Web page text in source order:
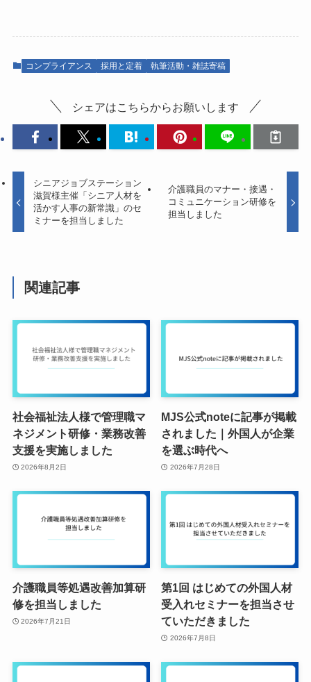
コンプライアンス 採用と定着 執筆活動・雑誌寄稿
シェアはこちらからお願いします
シニアジョブステーション
滋賀様主催「シニア人材を
活かす人事の新常識」のセ
ミナーを担当しました
介護職員のマナー・接遇・
コミュニケーション研修を
担当しました
関連記事
社会福祉法人様で管理職マ
ネジメント研修・業務改善
支援を実施しました
2026年8月2日
MJS公式noteに記事が掲載
されました｜外国人が企業
を選ぶ時代へ
2026年7月28日
介護職員等処遇改善加算研
修を担当しました
2026年7月21日
第1回 はじめての外国人材
受入れセミナーを担当させ
ていただきました
2026年7月8日